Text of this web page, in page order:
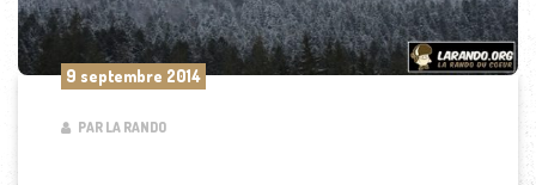
9 septembre 2014
PAR LA RANDO